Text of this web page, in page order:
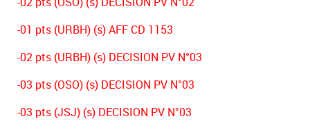
-01 pts (URBH) (s) AFF CD 1153
-02 pts (URBH) (s) DECISION PV N°03
-03 pts (OSO) (s) DECISION PV N°03
-03 pts (JSJ) (s) DECISION PV N°03